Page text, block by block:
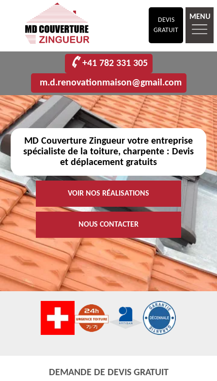
DEVIS
GRATUIT
MENU
+41 782 331 305
m.d.renovationmaison@gmail.com
MD Couverture Zingueur votre entreprise
spécialiste de la toiture, charpente : Devis
et déplacement gratuits
VOIR NOS RÉALISATIONS
NOUS CONTACTER
DEMANDE DE DEVIS GRATUIT